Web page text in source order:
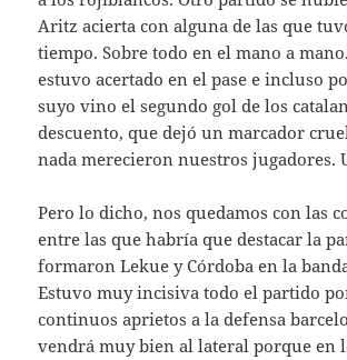
Aritz acierta con alguna de las que
tiempo. Sobre todo en el mano a
estuvo acertado en el pase e incluso
suyo vino el segundo gol de los
descuento, que dejó un marcador
nada merecieron nuestros jugadores.
Pero lo dicho, nos quedamos con las
entre las que habría que destacar la
formaron Lekue y Córdoba en la
Estuvo muy incisiva todo el partido
continuos aprietos a la defensa
vendrá muy bien al lateral porque en